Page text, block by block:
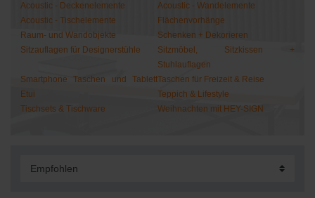
Acoustic - Deckenelemente
Acoustic - Wandelemente
Acoustic - Tischelemente
Flächenvorhänge
Raum- und Wandobjekte
Schenken + Dekorieren
Sitzauflagen für Designerstühle
Sitzmöbel, Sitzkissen +
Stuhlauflagen
Smartphone Taschen und Tablett
Etui
Taschen für Freizeit & Reise
Teppich & Lifestyle
Tischsets & Tischware
Weihnachten mit HEY-SIGN